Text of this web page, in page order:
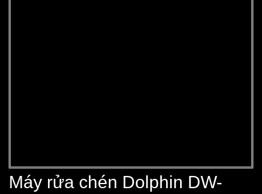
Máy rửa chén Dolphin DW-